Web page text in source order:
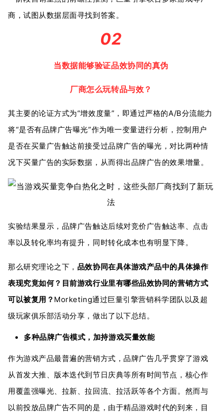
商，试图从数据层面寻找到答案。
02
当数据能够验证品效协同的真伪
厂商怎么玩转品与效？
其主要的论证方式为“增效度量”，即通过严格的A/B分流能力
将“是否有品牌广告曝光”作为唯一变量进行分析，控制用户
是否在买量广告触达前接受过品牌广告的曝光，对比两种情
况下买量广告的实际数据，从而得出品牌广告的效果增量。
实验结果显示，品牌广告触达后续对竞价广告触达率、点击
率以及转化率均有提升，同时转化成本也有明显下降。
那么研究理论之下， 品效协同在具体游戏产品中的具体操作
表现究竟如何？目前游戏行业里有哪些品效协同的营销方式
可以被复用？ Morketing通过巨量引擎营销科学团队以及超
级玩家俱乐部活动分享，做出了以下总结。
多种品牌广告模式，加持游戏买量效能
作为游戏产品最普遍的营销方式，品牌广告几乎贯穿了游戏
从首发大推、版本迭代到节日庆典等所有时间节点，核心作
用覆盖强曝光、拉新、拉回流、拉活跃等各个方面。然而与
以前投放品牌广告不同的是，由于精品游戏时代的到来，目